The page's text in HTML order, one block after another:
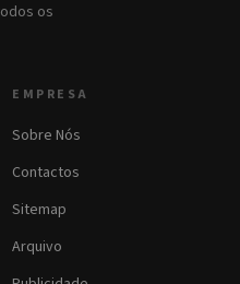
os
EMPRESA
Sobre Nós
Contactos
Sitemap
Arquivo